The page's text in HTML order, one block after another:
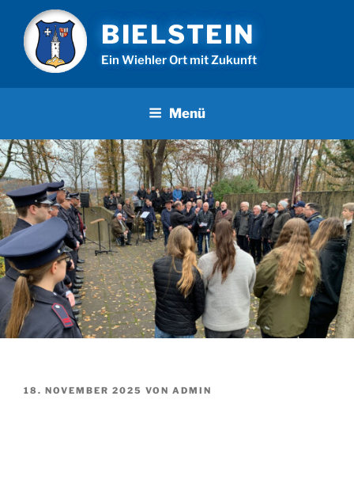
Inhalt
springen
BIELSTEIN
Ein Wiehler Ort mit Zukunft
Menü
VERÖFFENTLICHT
18. NOVEMBER 2025 VON ADMIN